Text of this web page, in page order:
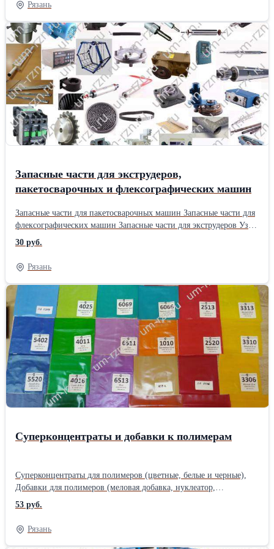
выпускаемых изделий Совместимость: LDPE (ПВД), HDPE
(ПНД), LLDPE (линейны ПВД), PP (полипропилен), PO, PVC,
EVA Сфера применения: Экструзия пленок, формная экструзия и
т.п.Производитель: Китай Длина: 50 см Ширина: 40 см Высота:
20 см Вес: 25 кг Способ упаковки: ПП мешок
Рязань
Запасные части для экструдеров,
пакетосварочных и флексографических машин
Запасные части для пакетосварочных машин Запасные части для
флексографических машин Запасные части для экструдеров Узлы
и комплектующие Подшипники Крепеж Прочее Запасные части
б/у Весь ассортимент, цены и подробное описание на сайте По
вопросам обращаться: +79209741625 Андрей.Производитель:
Турция
30 руб.
Рязань
Суперконцентраты и добавки к полимерам
Суперконцентраты для полимеров (цветные, белые и черные),
Добавки для полимеров (меловая добавка, нуклеатор,
осушитель, светостабилизатор, скользящие добавки и др.),
Высылаем бесплатно образцы СКП и добавок на испытания. *
Черные суперконцентраты - от 121 руб/кг. * Белые
суперконцентраты - от 144 руб/кг. * Красные суперконцентраты -
53 руб.
Рязань